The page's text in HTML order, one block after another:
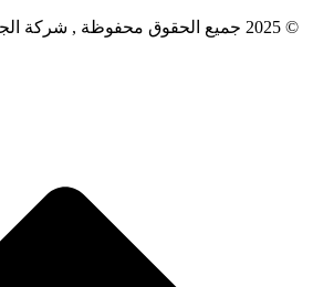
© 2025 جميع الحقوق محفوظة , شركة الجدوى لتقنية المعلومات .